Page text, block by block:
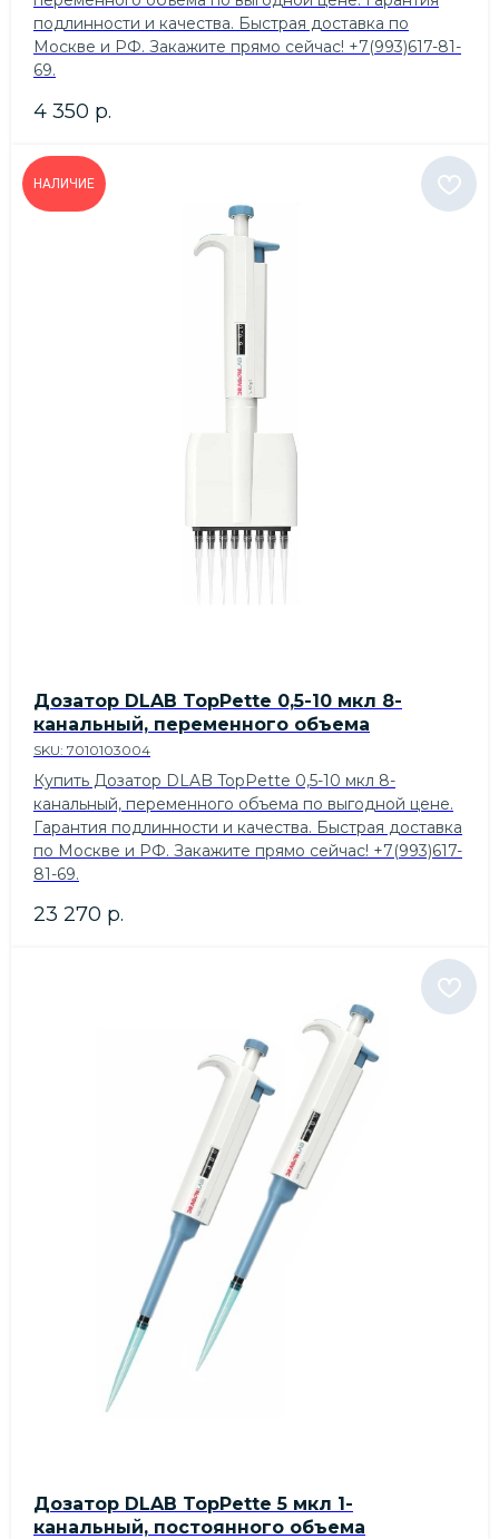
подлинности и качества. Быстрая доставка по
Москве и РФ. Закажите прямо сейчас! +7(993)617-81-
69.
4 350 р.
НАЛИЧИЕ
Дозатор DLAB TopPette 0,5-10 мкл 8-
канальный, переменного объема
SKU: 7010103004
Купить Дозатор DLAB TopPette 0,5-10 мкл 8-
канальный, переменного объема по выгодной цене.
Гарантия подлинности и качества. Быстрая доставка
по Москве и РФ. Закажите прямо сейчас! +7(993)617-
81-69.
23 270 р.
Дозатор DLAB TopPette 5 мкл 1-
канальный, постоянного объема